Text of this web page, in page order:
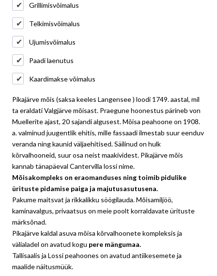
Grillimisvõimalus
Telkimisvõimalus
Ujumisvõimalus
Paadi laenutus
Kaardimakse võimalus
Pikajärve mõis (saksa keeles Langensee ) loodi 1749. aastal, mil
ta eraldati Valgjärve mõisast. Praegune hoonestus pärineb von
Muellerite ajast, 20 sajandi algusest. Mõisa peahoone on 1908.
a. valminud juugentlik ehitis, mille fassaadiilmestab suur eenduv
veranda ning kaunid väljaehitised. Säilinud on hulk
kõrvalhooneid, suur osa neist maakividest. Pikajärve mõis
kannab tänapäeval Cantervilla lossi nime.
Mõisakompleks on eraomanduses ning toimib pidulike
ürituste pidamise paiga ja majutusasutusena.
Pakume maitsvat ja rikkalikku söögilauda. Mõisamiljöö,
kaminavalgus, privaatsus on meie poolt korraldavate ürituste
märksõnad.
Pikajärve kaldal asuva mõisa kõrvalhoonete kompleksis ja
välialadel on avatud kogu pere mängumaa.
Tallisaalis ja Lossi peahoones on avatud antiikesemete ja
maalide näitusmüük.